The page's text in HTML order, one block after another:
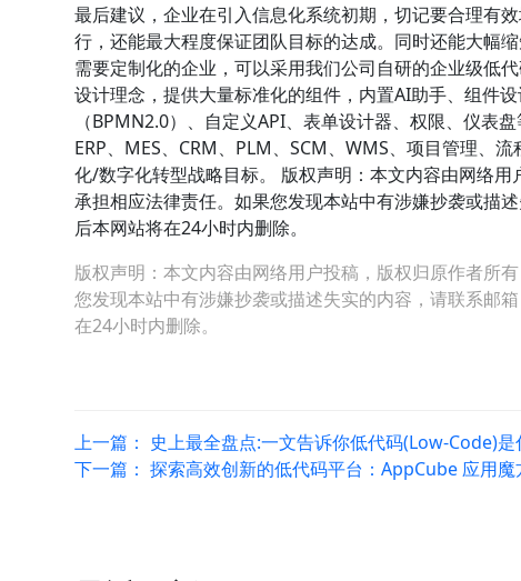
最后建议，企业在引入信息化系统初期，切记要合理有
行，还能最大程度保证团队目标的达成。同时还能大幅
需要定制化的企业，可以采用我们公司自研的企业级低
设计理念，提供大量标准化的组件，内置AI助手、组件
（BPMN2.0）、自定义API、表单设计器、权限、仪表
ERP、MES、CRM、PLM、SCM、WMS、项目管理、
化/数字化转型战略目标。 版权声明：本文内容由网络
承担相应法律责任。如果您发现本站中有涉嫌抄袭或描
后本网站将在24小时内删除。
版权声明：本文内容由网络用户投稿，版权归原作者所
您发现本站中有涉嫌抄袭或描述失实的内容，请联系
在24小时内删除。
上一篇： 史上最全盘点:一文告诉你低代码(Low-Code)是
下一篇：探索高效创新的低代码平台：AppCube 应用魔